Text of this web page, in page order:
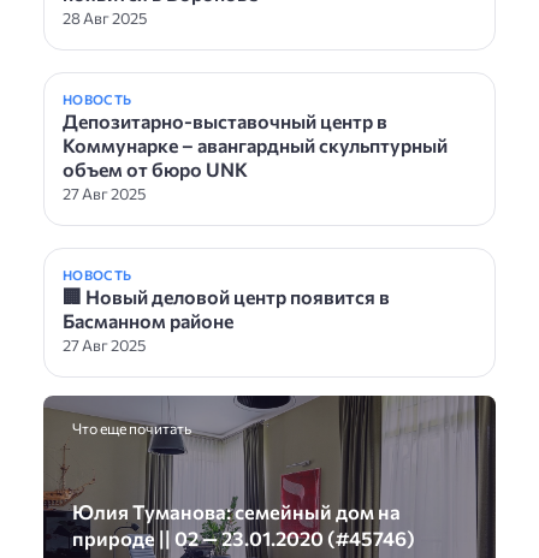
28 Авг 2025
НОВОСТЬ
Депозитарно-выставочный центр в
Коммунарке – авангардный скульптурный
объем от бюро UNK
27 Авг 2025
НОВОСТЬ
🏢 Новый деловой центр появится в
Басманном районе
27 Авг 2025
Что еще почитать
Юлия Туманова: семейный дом на
природе || 02 — 23.01.2020 (#45746)